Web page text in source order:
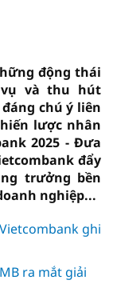
động thái
và thu hút
chú ý liên
lược nhân
2025 - Đưa
đẩy
trưởng bền
nghiệp...
ghi
ra mắt giải